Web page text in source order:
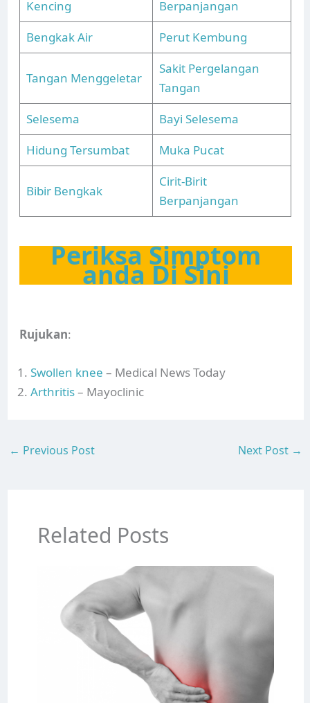
Kencing
Berpanjangan
Bengkak Air
Perut Kembung
Tangan Menggeletar
Sakit Pergelangan
Tangan
Selesema
Bayi Selesema
Hidung Tersumbat
Muka Pucat
Bibir Bengkak
Cirit-Birit
Berpanjangan
Periksa Simptom
anda Di Sini
Rujukan:
Swollen knee – Medical News Today
Arthritis– Mayoclinic
← Previous Post Next Post →
Related Posts